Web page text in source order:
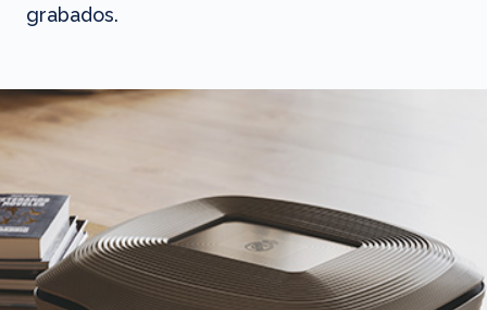
grabados.